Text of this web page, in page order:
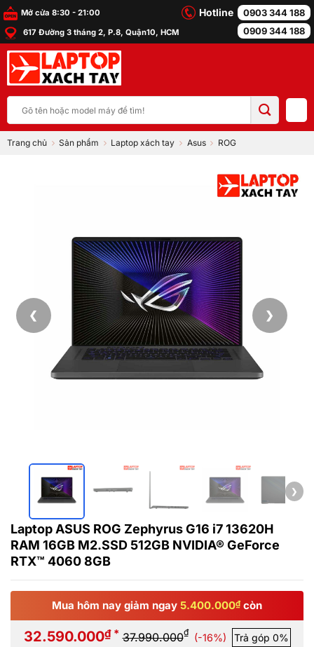
Bỏ
qua
nội
dung
Mở cửa 8:30 - 21:00
617 Đường 3 tháng 2, P.8, Quận10, HCM
Hotline
0903 344 188
0909 344 188
kiếm:
Trang chủ Sản phẩm Laptop xách tay Asus ROG
❮ ❯
❯
Laptop ASUS ROG Zephyrus G16 i7 13620H
RAM 16GB M2.SSD 512GB NVIDIA® GeForce
RTX™ 4060 8GB
Mua hôm nay giảm ngay 5.400.000₫ còn
32.590.000₫ * 37.990.000₫ (-16%) Trả góp 0%